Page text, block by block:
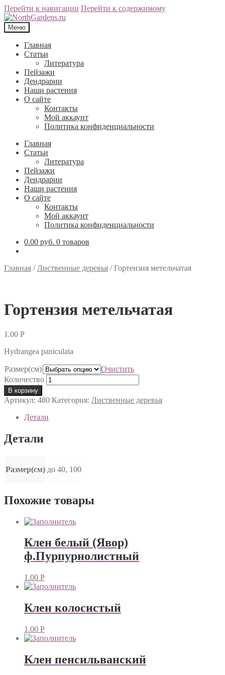
Перейти к навигации Перейти к содержимому
Меню
Главная
Статьи
Литература
Пейзажи
Дендрарии
Наши растения
О сайте
Контакты
Мой аккаунт
Политика конфиденциальности
Главная
Статьи
Литература
Пейзажи
Дендрарии
Наши растения
О сайте
Контакты
Мой аккаунт
Политика конфиденциальности
0.00 руб. 0 товаров
Главная /Лиственные деревья /Гортензия метельчатая
Гортензия метельчатая
1.00 Р
Hydrangea paniculata
Размер(см)
Очистить
Количество
В корзину
Артикул: 480 Категория: Лиственные деревья
Детали
Детали
Размер(см) до 40, 100
Похожие товары
Клен белый (Явор)
ф.Пурпурнолистный
1.00 Р
Клен колосистый
1.00 Р
Клен пенсильванский